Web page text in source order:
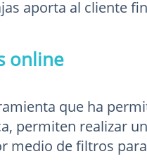
aporta al cliente
online
que ha
permiten realizar
medio de filtros